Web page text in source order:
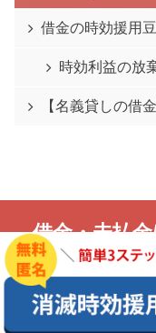
借金の時効援用
時効利益の放
【名義貸しの借
借金・未払
このサイトは、借金・未払
つ